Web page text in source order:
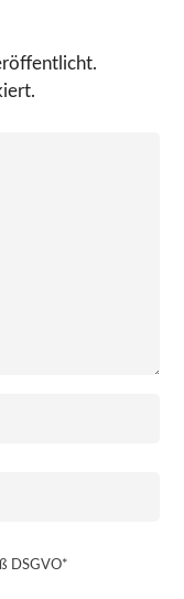
DSGVO*